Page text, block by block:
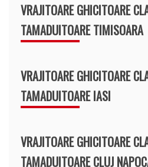
VRAJITOARE GHICITOARE
TAMADUITOARE TIMISOARA
VRAJITOARE GHICITOARE
TAMADUITOARE IASI
VRAJITOARE GHICITOARE
TAMADUITOARE CLUJ